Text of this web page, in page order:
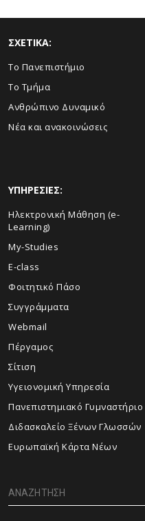
ΣΧΕΤΙΚΑ:
Το Πανεπιστήμιο
Το Τμήμα
Ανθρώπινο Δυναμικό
Νέα και ανακοινώσεις
ΥΠΗΡΕΣΙΕΣ:
Ηλεκτρονική Μάθηση (e-
Learning)
My-Studies
E-class
Φοιτητικό Πάσο
Συγγράμματα
Webmail
Πέργαμος
Σίτιση
Υγειονομική Υπηρεσία
Πανεπιστημιακό Γυμναστήριο
Διδασκαλείο Ξένων Γλωσσών
Ευρωπαϊκή Κάρτα Νέων